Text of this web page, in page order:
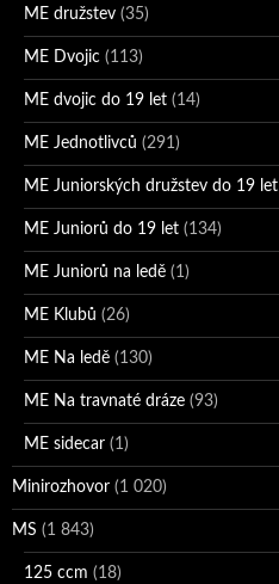
ME družstev (35)
ME Dvojic (113)
ME dvojic do 19 let (14)
ME Jednotlivců (291)
ME Juniorských družstev do 19 let
ME Juniorů do 19 let (134)
ME Juniorů na ledě (1)
ME Klubů (26)
ME Na ledě (130)
ME Na travnaté dráze (93)
ME sidecar (1)
Minirozhovor (1 020)
MS (1 843)
125 ccm (18)